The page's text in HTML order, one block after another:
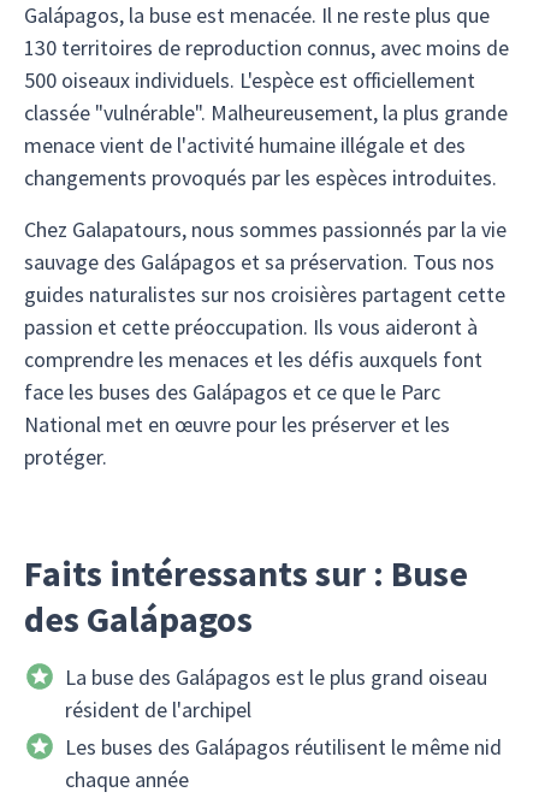
Galápagos, la buse est menacée. Il ne reste plus que
130 territoires de reproduction connus, avec moins de
500 oiseaux individuels. L'espèce est officiellement
classée "vulnérable". Malheureusement, la plus grande
menace vient de l'activité humaine illégale et des
changements provoqués par les espèces introduites.
Chez Galapatours, nous sommes passionnés par la vie
sauvage des Galápagos et sa préservation. Tous nos
guides naturalistes sur nos croisières partagent cette
passion et cette préoccupation. Ils vous aideront à
comprendre les menaces et les défis auxquels font
face les buses des Galápagos et ce que le Parc
National met en œuvre pour les préserver et les
protéger.
Faits intéressants sur : Buse
des Galápagos
La buse des Galápagos est le plus grand oiseau
résident de l'archipel
Les buses des Galápagos réutilisent le même nid
chaque année